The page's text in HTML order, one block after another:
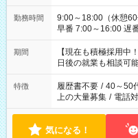
勤務時間
9:00～18:00（休憩60分） ■ご希望があれば下記シフ
早番 7:00～16:00 遅番 10:00～
い」 「余裕を持って
たくない」 など、ご希望
の方へ 今ご覧のお仕
の勤務時間。 合計で
期間
【現在も積極採用
日後の就業も相談可
特徴 履歴書不要 / 40～50
上の大量募集 / 電話
気になる！